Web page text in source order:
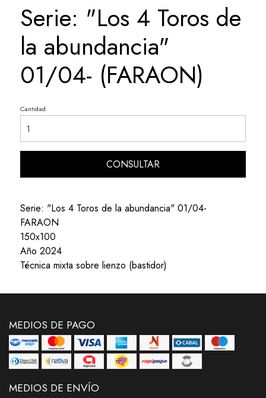
Serie: "Los 4 Toros de
la abundancia"
01/04- (FARAON)
Cantidad
CONSULTAR
Serie: "Los 4 Toros de la abundancia" 01/04-
FARAON
150x100
Año 2024
Técnica mixta sobre lienzo (bastidor)
MEDIOS DE PAGO
MEDIOS DE ENVÍO